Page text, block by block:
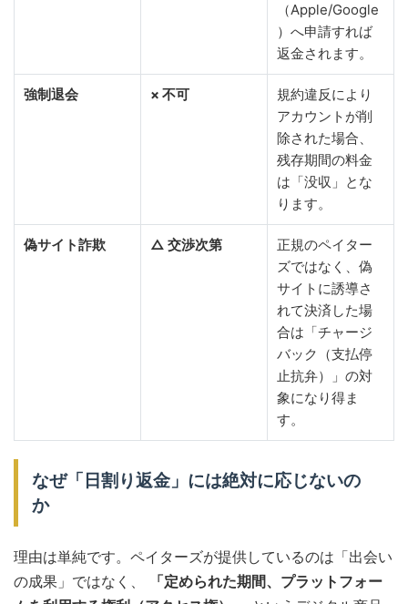
（Apple/Google
）へ申請すれば
返金されます。
強制退会 × 不可
規約違反により
アカウントが削
除された場合、
残存期間の料金
は「没収」とな
ります。
偽サイト詐欺 △ 交渉次第
正規のペイター
ズではなく、偽
サイトに誘導さ
れて決済した場
合は「チャージ
バック（支払停
止抗弁）」の対
象になり得ま
す。
なぜ「日割り返金」には絶対に応じないの
か
理由は単純です。ペイターズが提供しているのは「出会い
の成果」ではなく、
「定められた期間、プラットフォー